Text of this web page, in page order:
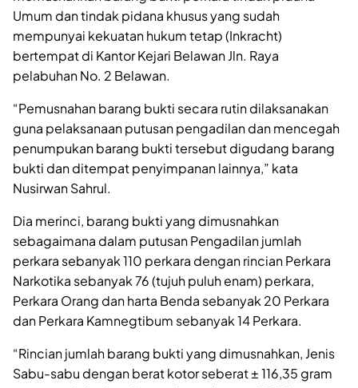
Umum dan tindak pidana khusus yang sudah
mempunyai kekuatan hukum tetap (Inkracht)
bertempat di Kantor Kejari Belawan Jln. Raya
pelabuhan No. 2 Belawan.
“Pemusnahan barang bukti secara rutin dilaksanakan
guna pelaksanaan putusan pengadilan dan mencegah
penumpukan barang bukti tersebut digudang barang
bukti dan ditempat penyimpanan lainnya,” kata
Nusirwan Sahrul.
Dia merinci, barang bukti yang dimusnahkan
sebagaimana dalam putusan Pengadilan jumlah
perkara sebanyak 110 perkara dengan rincian Perkara
Narkotika sebanyak 76 (tujuh puluh enam) perkara,
Perkara Orang dan harta Benda sebanyak 20 Perkara
dan Perkara Kamnegtibum sebanyak 14 Perkara.
“Rincian jumlah barang bukti yang dimusnahkan, Jenis
Sabu-sabu dengan berat kotor seberat ± 116,35 gram